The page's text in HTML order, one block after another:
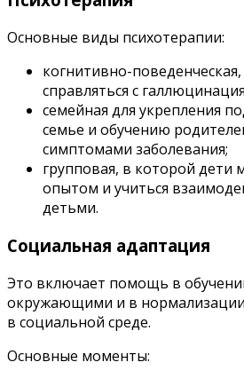
Основные виды психотерапии:
когнитивно-
справляться с
семейная для укрепления
семье и обучению
симптомами заболевания;
групповая, в которой дети
опытом и учиться
детьми.
Социальная адаптация
Это включает помощь в
окружающими и в
в социальной среде.
Основные моменты: